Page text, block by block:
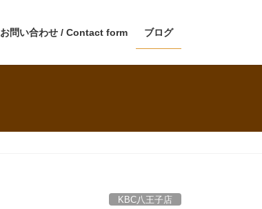
お問い合わせ / Contact form ブログ
KBC八王子店